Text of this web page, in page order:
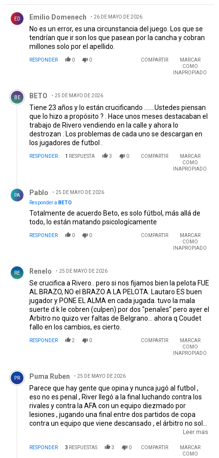
ED Emilio Domenech 26 DE MAYO DE 2026
No es un error, es una circunstancia del juego. Los que se
tendrían que ir son los que pasean por la cancha y cobran
millones solo por el apellido.
RESPONDER 0 0 COMPARTIR
MARCAR
COMO
INAPROPIADO
Comentario de BETO.
BE BETO 25 DE MAYO DE 2026
Tiene 23 años y lo están crucificando .......Ustedes piensan
que lo hizo a propósito ? . Hace unos meses destacaban el
trabajo de Rivero vendiendo en la calle y ahora lo
destrozan . Los problemas de cada uno se descargan en
los jugadores de futbol .
RESPONDER 1 RESPUESTA 3 0 COMPARTIR
MARCAR
COMO
INAPROPIADO
PA Pablo
25 DE MAYO DE 2026
Responder a BETO
Totalmente de acuerdo Beto, es solo fútbol, más allá de
todo, lo están matando psicologícamente
RESPONDER 0 0 COMPARTIR
MARCAR
COMO
INAPROPIADO
RE Renelo 25 DE MAYO DE 2026
Se crucifica a Rivero.. pero si nos fijamos bien la pelota FUE
AL BRAZO, NO el BRAZO A LA PELOTA. Lautaro ES buen
jugador y PONE EL ALMA en cada jugada. tuvo la mala
suerte d k le cobren (culpen) por dos "penales" pero ayer el
Arbitro no quizo ver faltas de Belgrano... ahora q Coudet
fallo en los cambios, es cierto.
RESPONDER 2 0 COMPARTIR
MARCAR
COMO
INAPROPIADO
Comentario de Puma Ruben.
PR Puma Ruben 25 DE MAYO DE 2026
Parece que hay gente que opina y nunca jugó al futbol ,
eso no es penal , River llegó a la final luchando contra los
rivales y contra la AFA con un equipo diezmado por
lesiones , jugando una final entre dos partidos de copa
contra un equipo que viene descansado , el árbitro no solo
cobró un penal inexistente sino que no quiso expulsar a
chiquitas eran para Belgrano , inclinó la cancha después
Leer mas
RESPONDER 3 RESPUESTAS 3 0 COMPARTIR
MARCAR
COMO